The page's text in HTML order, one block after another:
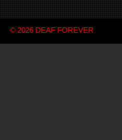
© 2026 DEAF FOREVER